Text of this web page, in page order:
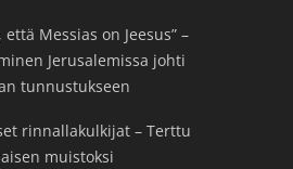
että Messias on Jeesus” –
Jerusalemissa johti
tunnustukseen
rinnallakulkijat – Terttu
muistoksi